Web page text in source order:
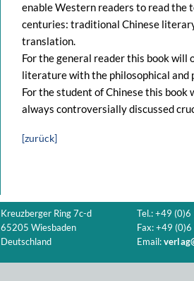
enable Western readers to read the
centuries: traditional Chinese
translation.
For the general reader this book
literature with the philosophical and
For the student of Chinese this
always controversially discussed
[zurück]
Kreuzberger Ring 7c-d
65205 Wiesbaden
Deutschland
Tel.: +49
Fax: +49
Email: